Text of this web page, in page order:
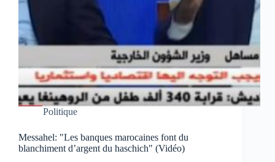
Politique
Messahel: "Les banques marocaines font du
blanchiment d’argent du haschich" (Vidéo)